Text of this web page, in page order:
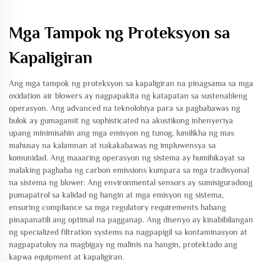
Mga Tampok ng Proteksyon sa
Kapaligiran
Ang mga tampok ng proteksyon sa kapaligiran na pinagsama sa mga
oxidation air blowers ay nagpapakita ng katapatan sa sustenableng
operasyon. Ang advanced na teknolohiya para sa pagbabawas ng
bulok ay gumagamit ng sophisticated na akustikong inhenyeriya
upang minimisahin ang mga emisyon ng tunog, lumilikha ng mas
mahusay na kalamnan at nakakabawas ng impluwensya sa
komunidad. Ang maaaring operasyon ng sistema ay humihikayat sa
malaking pagbaba ng carbon emissions kumpara sa mga tradisyonal
na sistema ng blower. Ang environmental sensors ay sumisiguradong
pumapatrol sa kalidad ng hangin at mga emisyon ng sistema,
ensuring compliance sa mga regulatory requirements habang
pinapanatili ang optimal na pagganap. Ang disenyo ay kinabibilangan
ng specialized filtration systems na nagpapigil sa kontaminasyon at
nagpapatuloy na magbigay ng malinis na hangin, protektado ang
kapwa equipment at kapaligiran.